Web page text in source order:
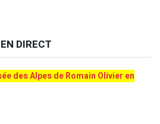
DIRECT
des Alpes de Romain Olivier en